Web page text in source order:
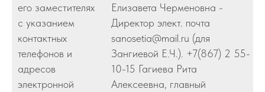
его заместителях
с указанием
контактных
телефонов и
адресов
электронной
Елизавета Черменовна -
Директор элект. почта
sanosetia@mail.ru (для
Зангиевой Е.Ч.). +7(867) 2 55-
10-15 Гагиева Рита
Алексеевна, главный